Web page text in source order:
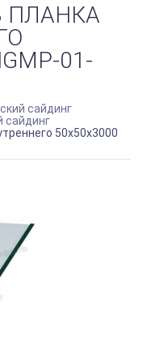
ПЛАНКА
01-
сайдинг
сайдинг
50х50х3000